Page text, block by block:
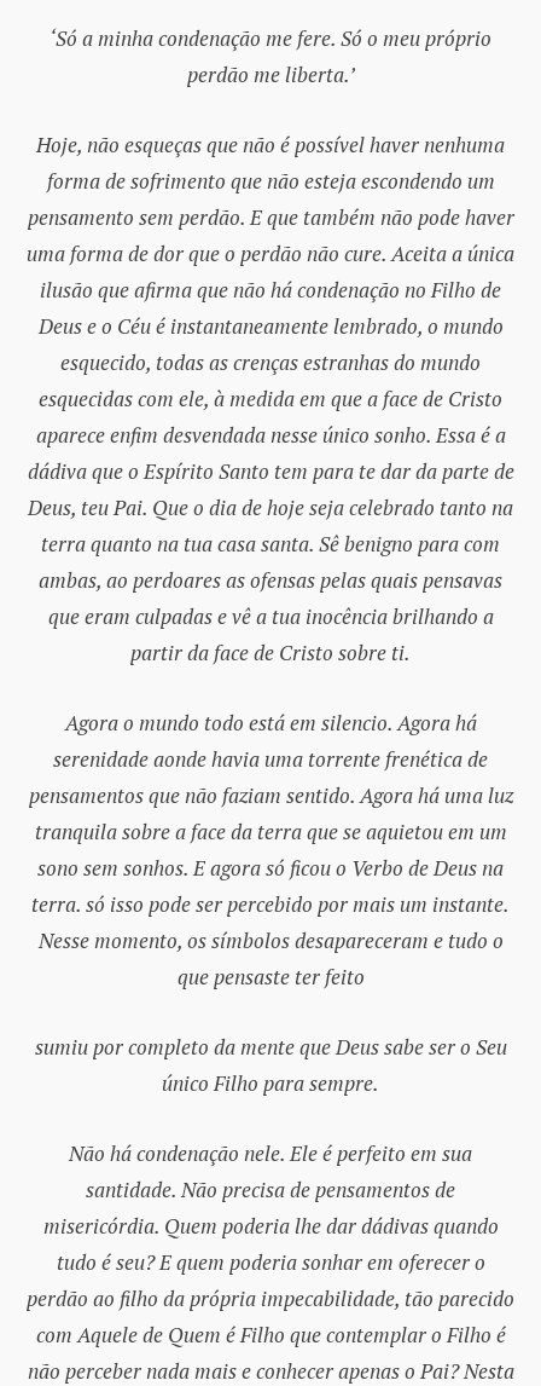
‘Só a minha condenação me fere. Só o meu próprio
perdão me liberta.’
Hoje, não esqueças que não é possível haver nenhuma
forma de sofrimento que não esteja escondendo um
pensamento sem perdão. E que também não pode haver
uma forma de dor que o perdão não cure. Aceita a única
ilusão que afirma que não há condenação no Filho de
Deus e o Céu é instantaneamente lembrado, o mundo
esquecido, todas as crenças estranhas do mundo
esquecidas com ele, à medida em que a face de Cristo
aparece enfim desvendada nesse único sonho. Essa é a
dádiva que o Espírito Santo tem para te dar da parte de
Deus, teu Pai. Que o dia de hoje seja celebrado tanto na
terra quanto na tua casa santa. Sê benigno para com
ambas, ao perdoares as ofensas pelas quais pensavas
que eram culpadas e vê a tua inocência brilhando a
partir da face de Cristo sobre ti.
Agora o mundo todo está em silencio. Agora há
serenidade aonde havia uma torrente frenética de
pensamentos que não faziam sentido. Agora há uma luz
tranquila sobre a face da terra que se aquietou em um
sono sem sonhos. E agora só ficou o Verbo de Deus na
terra. só isso pode ser percebido por mais um instante.
Nesse momento, os símbolos desapareceram e tudo o
que pensaste ter feito
sumiu por completo da mente que Deus sabe ser o Seu
único Filho para sempre.
Não há condenação nele. Ele é perfeito em sua
santidade. Não precisa de pensamentos de
misericórdia. Quem poderia lhe dar dádivas quando
tudo é seu? E quem poderia sonhar em oferecer o
perdão ao filho da própria impecabilidade, tão parecido
com Aquele de Quem é Filho que contemplar o Filho é
não perceber nada mais e conhecer apenas o Pai? Nesta